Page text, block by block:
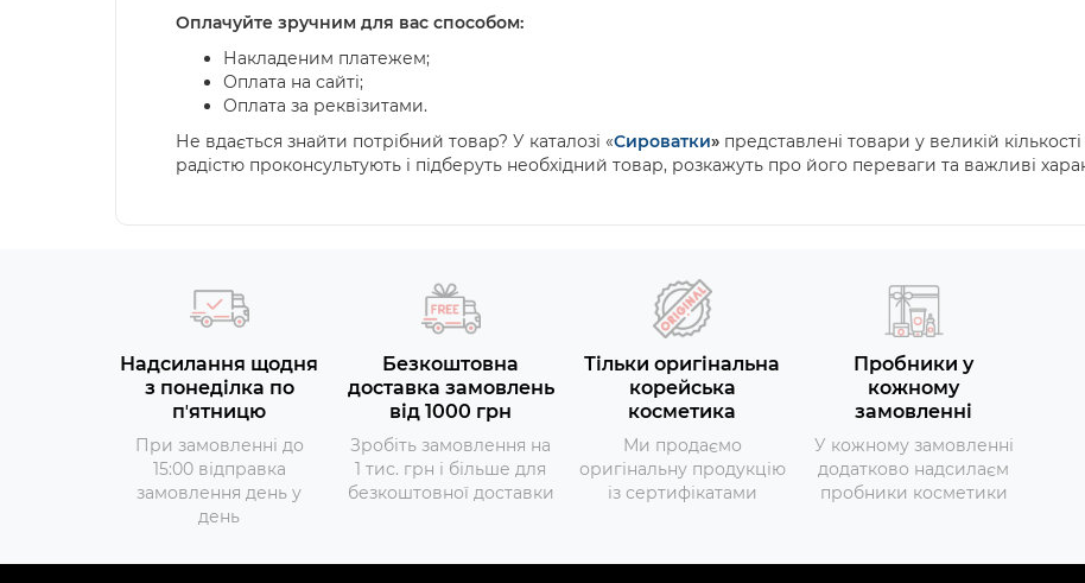
Оплачуйте зручним для вас способом:
Накладеним платежем;
Оплата на сайті;
Оплата за реквізитами.
Не вдається знайти потрібний товар? У каталозі «Сироватки» представлені товари у великій
радістю проконсультують і підберуть необхідний товар, розкажуть про його переваги та важливі
Надсилання щодня
з понеділка по
пʼятницю
При замовленні до
15:00 відправка
замовлення день у
день
Безкоштовна
доставка замовлень
від 1000 грн
Зробіть замовлення на
1 тис. грн і більше для
безкоштовної доставки
Тільки оригінальна
корейська
косметика
Ми продаємо
оригінальну продукцію
із сертифікатами
Пробники у
кожному
замовленні
У кожному замовленні
додатково надсилаєм
пробники косметики